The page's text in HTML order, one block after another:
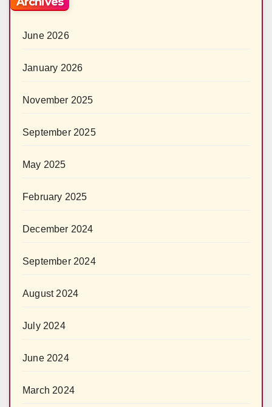
June 2026
January 2026
November 2025
September 2025
May 2025
February 2025
December 2024
September 2024
August 2024
July 2024
June 2024
March 2024